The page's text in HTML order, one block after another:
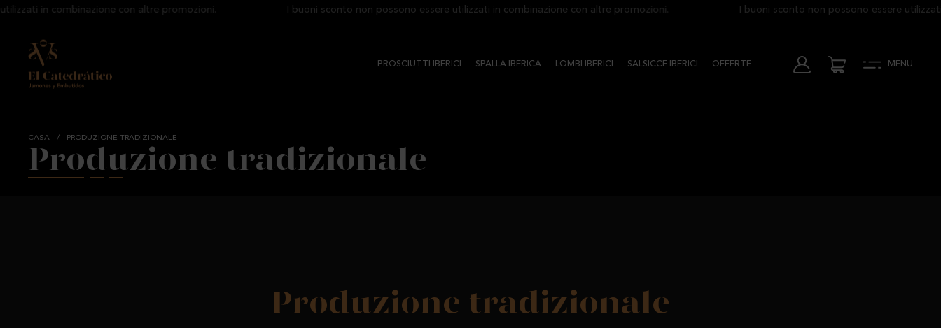
in combinazione con altre promozioni. I buoni sconto non possono essere utilizzati in combinazione con altre promozioni. I buoni sconto non possono essere utilizzati
PROSCIUTTI IBERICI SPALLA IBERICA LOMBI IBERICI SALSICCE IBERICI OFFERTE MENU
CASA / PRODUZIONE TRADIZIONALE
Produzione tradizionale
Produzione tradizionale